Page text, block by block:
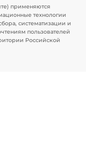
применяются
технологии
систематизации и
пользователей
Российской